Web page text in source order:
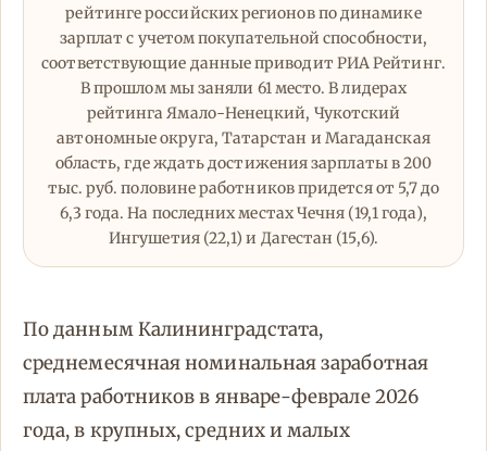
рейтинге российских регионов по динамике
зарплат с учетом покупательной способности,
соответствующие данные приводит РИА Рейтинг.
В прошлом мы заняли 61 место. В лидерах
рейтинга Ямало-Ненецкий, Чукотский
автономные округа, Татарстан и Магаданская
область, где ждать достижения зарплаты в 200
тыс. руб. половине работников придется от 5,7 до
6,3 года. На последних местах Чечня (19,1 года),
Ингушетия (22,1) и Дагестан (15,6).
По данным Калининградстата,
среднемесячная номинальная заработная
плата работников в январе-феврале 2026
года, в крупных, средних и малых